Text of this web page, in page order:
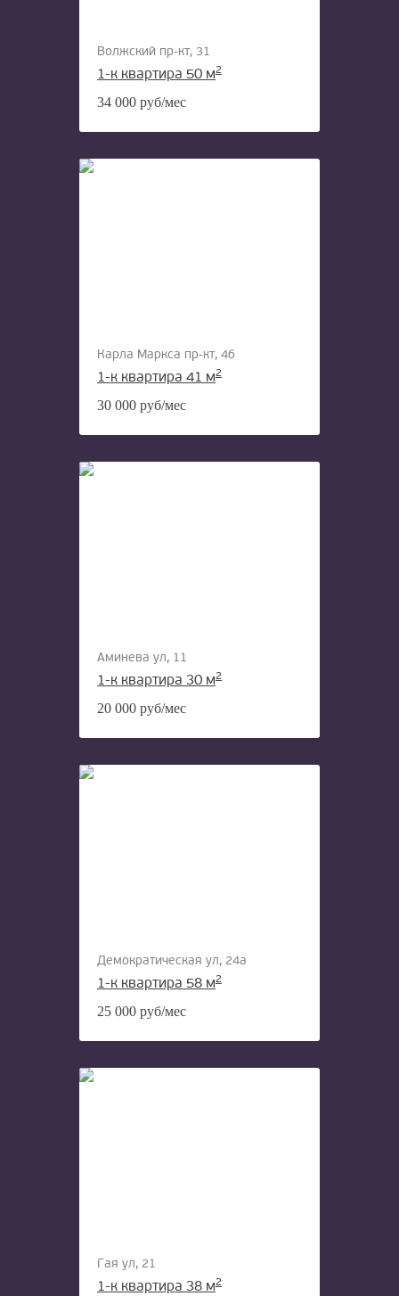
Волжский пр-кт, 31
1-к квартира 50 м2
34 000 руб/мес
Карла Маркса пр-кт, 4б
1-к квартира 41 м2
30 000 руб/мес
Аминева ул, 11
1-к квартира 30 м2
20 000 руб/мес
Демократическая ул, 24а
1-к квартира 58 м2
25 000 руб/мес
Гая ул, 21
1-к квартира 38 м2